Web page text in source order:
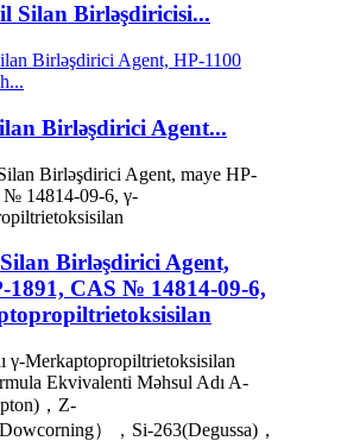
Silan Birləşdiricisi...
Birləşdirici Agent...
Birləşdirici Agent,
1891, CAS № 14814-09-6,
γ-Merkaptopropiltrietoksisilan
Ekvivalenti Məhsul Adı A-
，Z-
），Si-263(Degussa)，